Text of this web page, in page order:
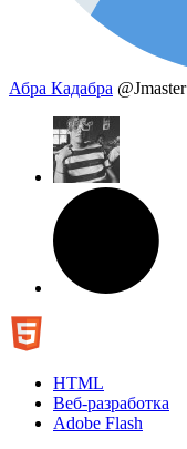
Абра Кадабра @Jmaster
HTML
Веб-разработка
Adobe Flash